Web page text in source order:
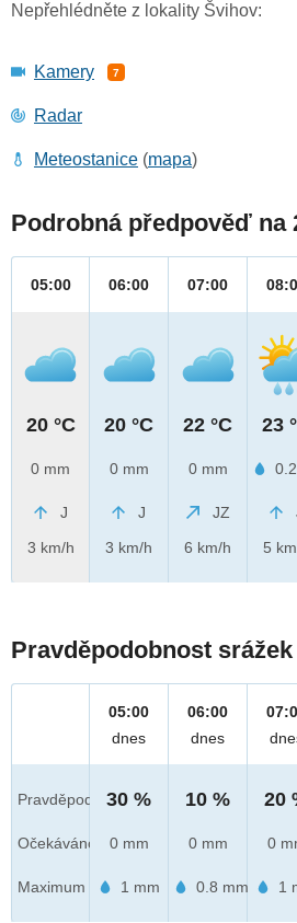
Nepřehlédněte z lokality Švihov:
Kamery 7
Radar
Meteostanice (mapa)
Podrobná předpověď na
05:00
20 °C
0 mm
J
3 km/h
06:00
20 °C
0 mm
J
3 km/h
07:00
22 °C
0 mm
JZ
6 km/h
23
5
Pravděpodobnost
Pravděpod.
Očekáváno
Maximum
05:00
dnes
30 %
0 mm
1 mm
06:00
dnes
10 %
0 mm
0.8 mm
20
0
1